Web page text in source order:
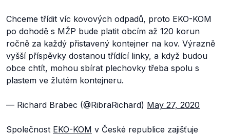
Chceme třídit víc kovových odpadů, proto EKO-KOM
po dohodě s MŽP bude platit obcím až 120 korun
ročně za každý přistavený kontejner na kov. Výrazně
vyšší příspěvky dostanou třídící linky, a když budou
obce chtít, mohou sbírat plechovky třeba spolu s
plastem ve žlutém kontejneru.
— Richard Brabec (@RibraRichard) May 27, 2020
Společnost EKO-KOM v České republice zajišťuje